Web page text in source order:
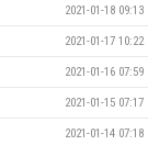
2021-01-18 09:13
2021-01-17 10:22
2021-01-16 07:59
2021-01-15 07:17
2021-01-14 07:18